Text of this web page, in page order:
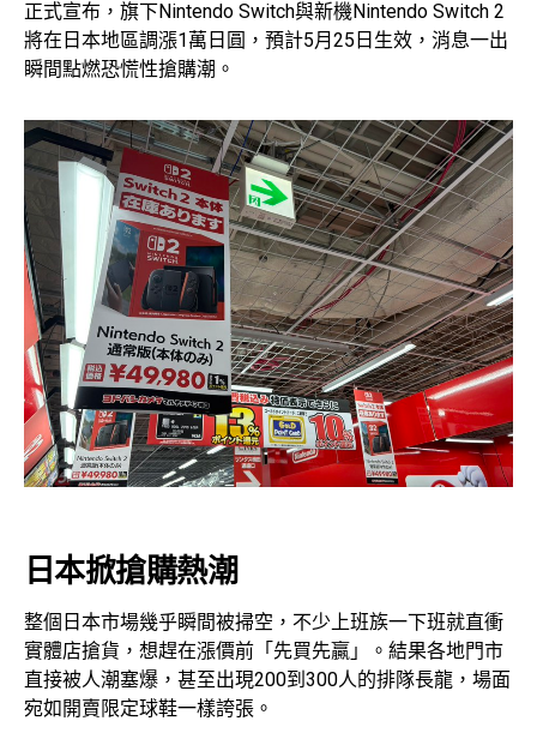
正式宣布，旗下Nintendo Switch與新機Nintendo Switch 2
將在日本地區調漲1萬日圓，預計5月25日生效，消息一出
瞬間點燃恐慌性搶購潮。
日本掀搶購熱潮
整個日本市場幾乎瞬間被掃空，不少上班族一下班就直衝
實體店搶貨，想趕在漲價前「先買先贏」。結果各地門市
直接被人潮塞爆，甚至出現200到300人的排隊長龍，場面
宛如開賣限定球鞋一樣誇張。